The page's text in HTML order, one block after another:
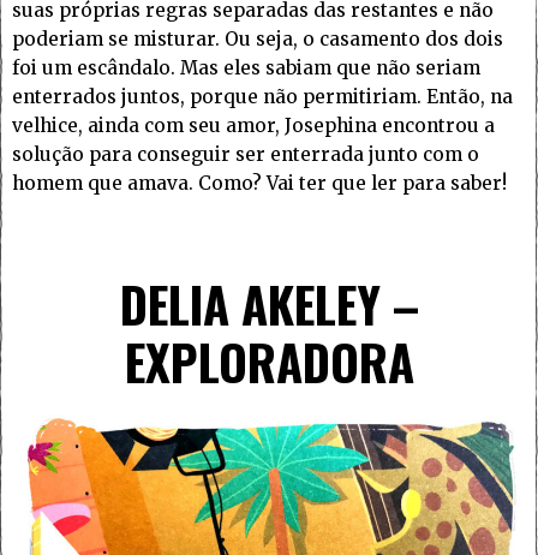
suas próprias regras separadas das restantes e não
poderiam se misturar. Ou seja, o casamento dos dois
foi um escândalo. Mas eles sabiam que não seriam
enterrados juntos, porque não permitiriam. Então, na
velhice, ainda com seu amor, Josephina encontrou a
solução para conseguir ser enterrada junto com o
homem que amava. Como? Vai ter que ler para saber!
DELIA AKELEY –
EXPLORADORA